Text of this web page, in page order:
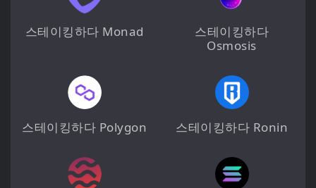
스테이킹하다 Monad
스테이킹하다
Osmosis
스테이킹하다 Polygon 스테이킹하다 Ronin